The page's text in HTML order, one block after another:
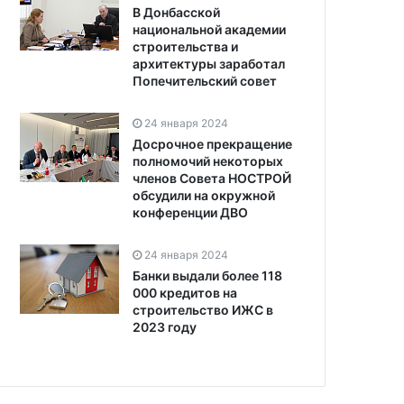
В Донбасской
национальной академии
строительства и
архитектуры заработал
Попечительский совет
24 января 2024
Досрочное прекращение
полномочий некоторых
членов Совета НОСТРОЙ
обсудили на окружной
конференции ДВО
24 января 2024
Банки выдали более 118
000 кредитов на
строительство ИЖС в
2023 году